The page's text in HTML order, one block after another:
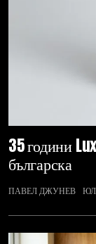
35 години
българска
ПАВЕЛ ДЖУНЕВ